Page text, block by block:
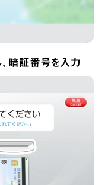
、暗証番号を入力